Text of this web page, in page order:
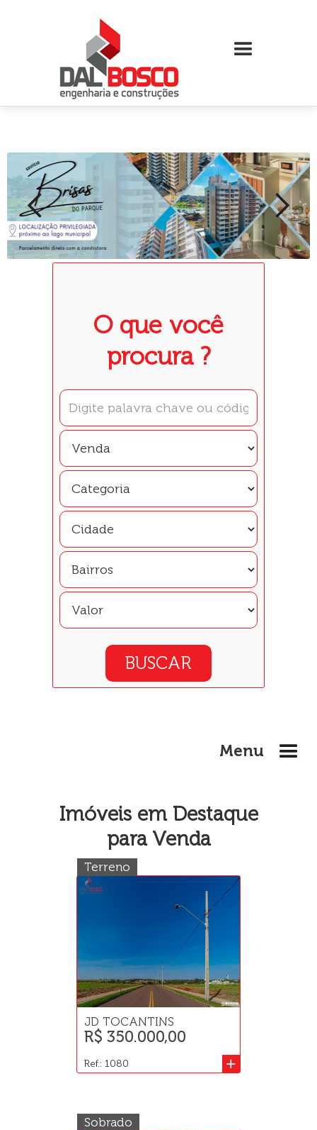
O que você
procura ?
Menu
Imóveis em Destaque
para Venda
Terreno
JD TOCANTINS
R$ 350.000,00
+
Ref.: 1080
Sobrado